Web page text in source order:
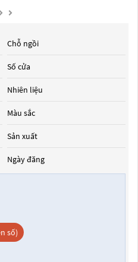
Chỗ ngồi
Số cửa
Nhiên liệu
Màu sắc
Sản xuất
Ngày đăng
số)